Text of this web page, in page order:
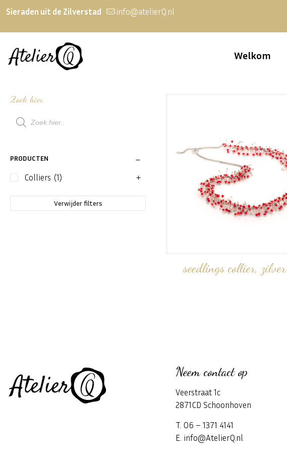
Sieraden uit de Zilverstad info@atelierQ.nl
Welkom
seedlings collier,
Zoek hier
Producten
zoeken
PRODUCTEN
Colliers (1)
Verwijder filters
Neem contact op
Veerstraat 1c
2871CD Schoonhoven
T. 06 – 1371 4141
E. info@AtelierQ.nl